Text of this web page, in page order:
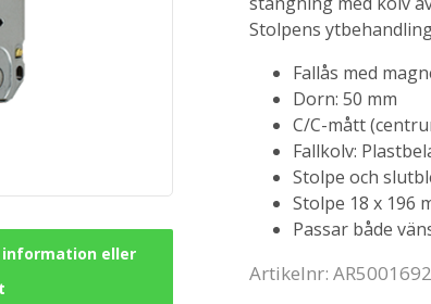
eller
Stolpens
Fallås med
Dorn: 50 mm
C/C-mått
Fallkolv:
Stolpe och
Stolpe 18 x 196
Passar både
Artikelnr: